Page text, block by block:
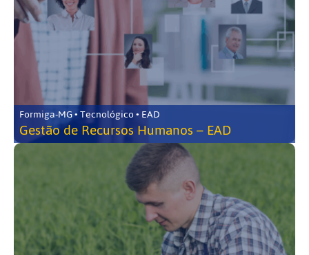
Formiga-MG • Tecnológico • EAD
Gestão de Recursos Humanos – EAD